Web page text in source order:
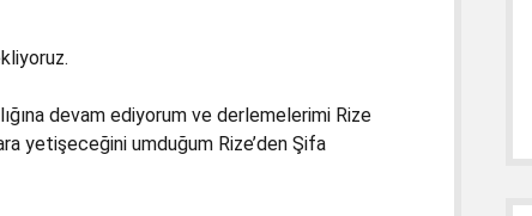
devam ediyorum ve derlemelerimi Rize
yetişeceğini umduğum Rize’den Şifa